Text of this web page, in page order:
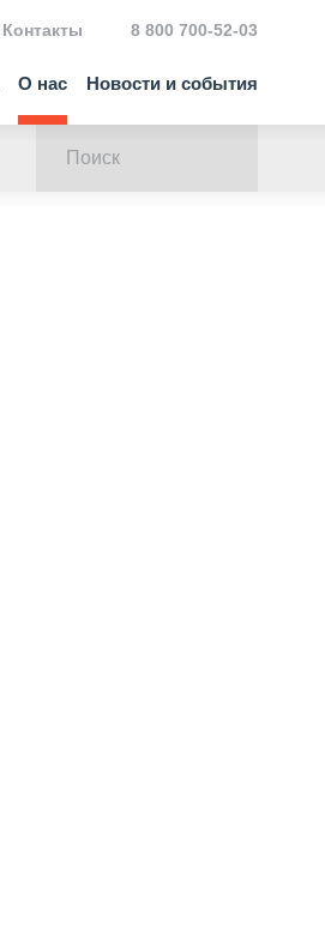
О нас Новости и события
Контакты 8 800 700-52-03